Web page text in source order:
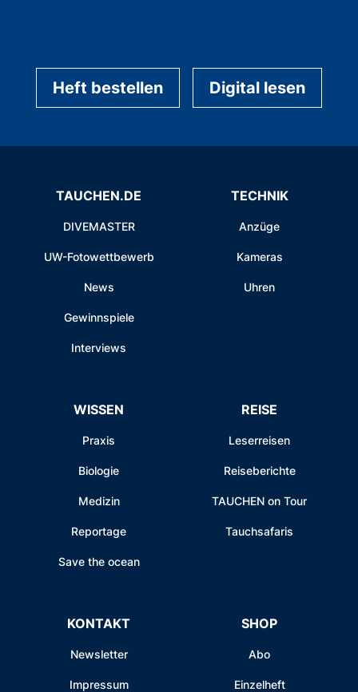
Heft bestellen Digital lesen
TAUCHEN.DE
DIVEMASTER
UW-Fotowettbewerb
News
Gewinnspiele
Interviews
TECHNIK
Anzüge
Kameras
Uhren
WISSEN
Praxis
Biologie
Medizin
Reportage
Save the ocean
REISE
Leserreisen
Reiseberichte
TAUCHEN on Tour
Tauchsafaris
KONTAKT
Newsletter
Impressum
SHOP
Abo
Einzelheft